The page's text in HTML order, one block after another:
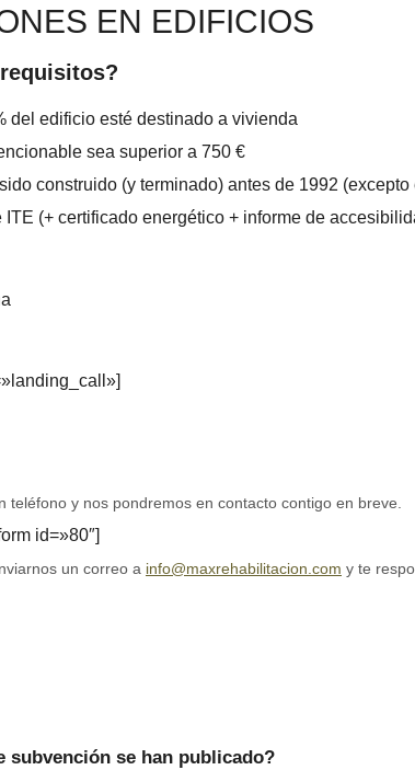
EN EDIFICIOS
del edificio esté destinado a vivienda
sea superior a 750 €
construido (y terminado) antes de 1992
(+ certificado energético + informe de
teléfono y nos pondremos en contacto contigo en breve.
id=»80″]
un correo a info@maxrehabilitacion.com y te
subvención se han publicado?